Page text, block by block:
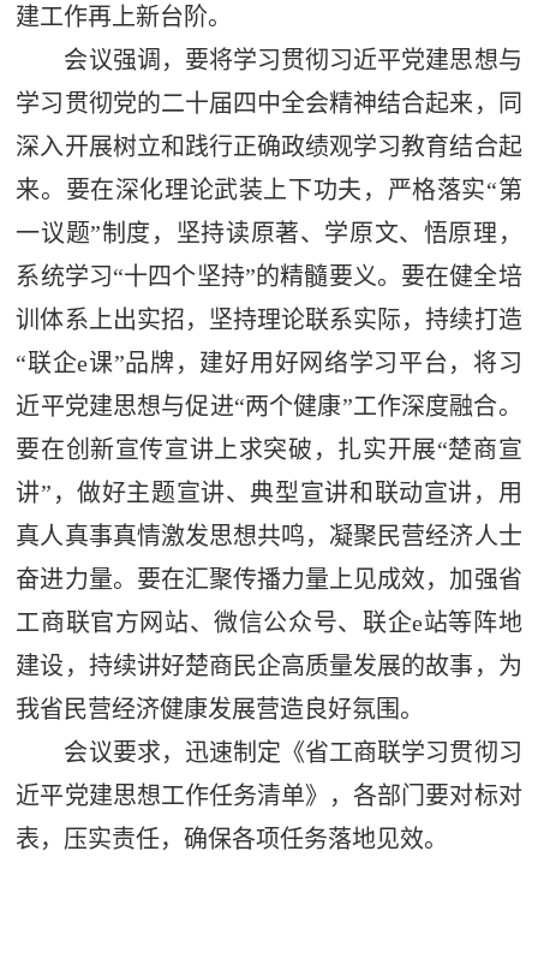
建工作再上新台阶。
会议强调，要将学习贯彻习近平党建思想与
学习贯彻党的二十届四中全会精神结合起来，同
深入开展树立和践行正确政绩观学习教育结合起
来。要在深化理论武装上下功夫，严格落实“第
一议题”制度，坚持读原著、学原文、悟原理，
系统学习“十四个坚持”的精髓要义。要在健全培
训体系上出实招，坚持理论联系实际，持续打造
“联企e课”品牌，建好用好网络学习平台，将习
近平党建思想与促进“两个健康”工作深度融合。
要在创新宣传宣讲上求突破，扎实开展“楚商宣
讲”，做好主题宣讲、典型宣讲和联动宣讲，用
真人真事真情激发思想共鸣，凝聚民营经济人士
奋进力量。要在汇聚传播力量上见成效，加强省
工商联官方网站、微信公众号、联企e站等阵地
建设，持续讲好楚商民企高质量发展的故事，为
我省民营经济健康发展营造良好氛围。
会议要求，迅速制定《省工商联学习贯彻习
近平党建思想工作任务清单》，各部门要对标对
表，压实责任，确保各项任务落地见效。